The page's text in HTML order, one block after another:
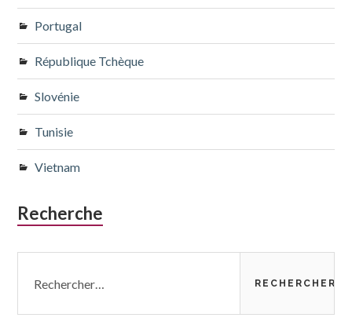
Portugal
République Tchèque
Slovénie
Tunisie
Vietnam
Recherche